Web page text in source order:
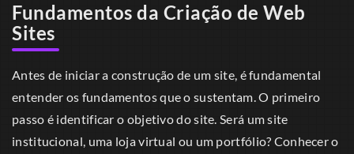
Fundamentos da Criação de Web
Sites
Antes de iniciar a construção de um site, é fundamental
entender os fundamentos que o sustentam. O primeiro
passo é identificar o objetivo do site. Será um site
institucional, uma loja virtual ou um portfólio? Conhecer o